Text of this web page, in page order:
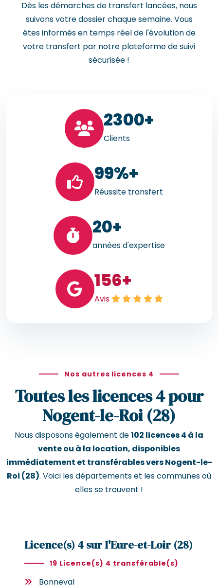
Dès les démarches de transfert lancées, nous
suivons votre dossier chaque semaine. Vous
êtes informés en temps réel de l'évolution de
votre transfert par notre plateforme de suivi
sécurisée !
2300+
Clients
99%+
Réussite transfert
20+
années d'expertise
156+
Avis
Nos autres licences 4
Toutes les licences 4 pour
Nogent-le-Roi (28)
Nous disposons également de102 licences 4 à la
vente ou à la location, disponibles
immédiatement et transférables vers Nogent-le-
Roi (28). Voici les départements et les communes où
elles se trouvent !
Licence(s) 4 sur l'Eure-et-Loir (28)
19 Licence(s) 4 transférable(s)
Bonneval